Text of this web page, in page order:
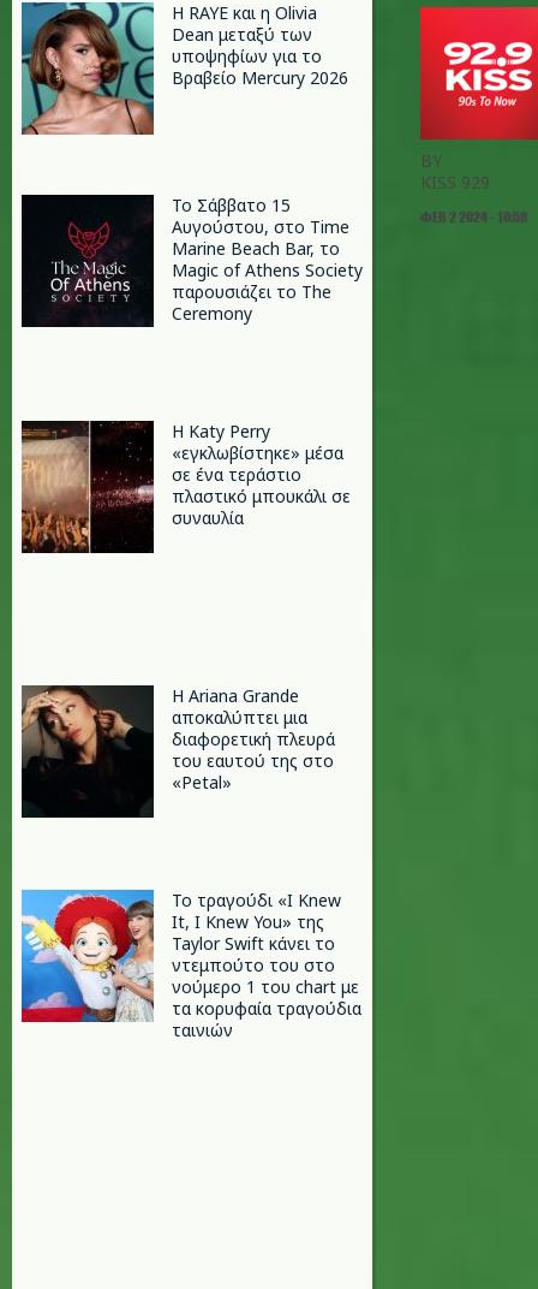
Η RAYE και η Olivia
Dean μεταξύ των
υποψηφίων για το
Βραβείο Mercury 2026
Το Σάββατο 15
Αυγούστου, στο Time
Marine Beach Bar, το
Magic of Athens Society
παρουσιάζει το The
Ceremony
H Katy Perry
«εγκλωβίστηκε» μέσα
σε ένα τεράστιο
πλαστικό μπουκάλι σε
συναυλία
Η Ariana Grande
αποκαλύπτει μια
διαφορετική πλευρά
του εαυτού της στο
«Petal»
Το τραγούδι «I Knew
It, I Knew You» της
Taylor Swift κάνει το
ντεμπούτο του στο
νούμερο 1 του chart με
τα κορυφαία τραγούδια
ταινιών
BY
KISS 929
ΦΕΒ 2 2024 - 10:58